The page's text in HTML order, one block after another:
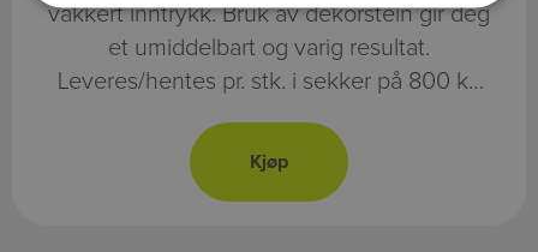
vakkert inntrykk. Bruk av dekorstein gir deg
et umiddelbart og varig resultat.
Leveres/hentes pr. stk. i sekker på 800 kg
singel til din hage.